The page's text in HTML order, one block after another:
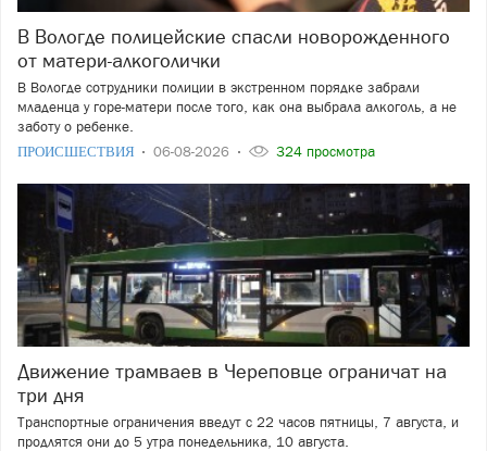
В Вологде полицейские спасли новорожденного
от матери-алкоголички
В Вологде сотрудники полиции в экстренном порядке забрали
младенца у горе-матери после того, как она выбрала алкоголь, а не
заботу о ребенке.
ПРОИСШЕСТВИЯ
06-08-2026 324 просмотра
Движение трамваев в Череповце ограничат на
три дня
Транспортные ограничения введут с 22 часов пятницы, 7 августа, и
продлятся они до 5 утра понедельника, 10 августа.